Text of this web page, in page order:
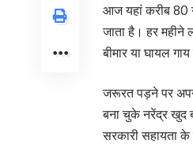
आज यहां करीब 80
जाता है। हर
बीमार या घायल
जरूरत पड़ने पर
बना चुके नरेंद्र खुद
सरकारी सहायता